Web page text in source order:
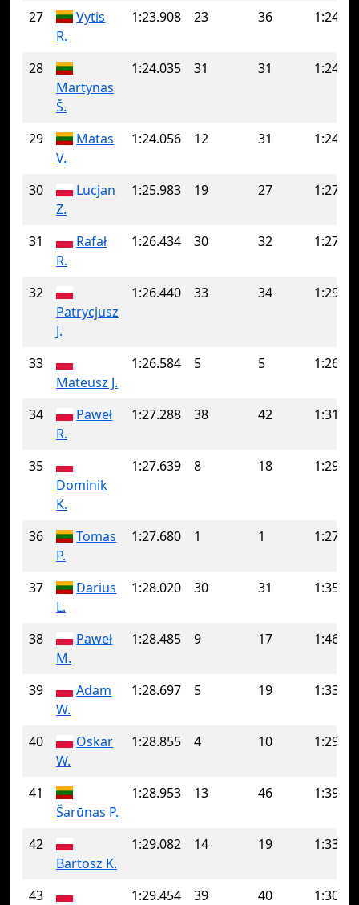
27
Vytis
R.
1:23.908 23 36
28
Martynas
Š.
1:24.035 31 31
29
Matas
V.
1:24.056 12 31
30
Lucjan
Z.
1:25.983 19 27
31
Rafał
R.
1:26.434 30 32
32
Patrycjusz
J.
1:26.440 33 34
33
Mateusz J.
1:26.584 5 5
34
Paweł
R.
1:27.288 38 42
35
Dominik
K.
1:27.639 8 18
36
Tomas
P.
1:27.680 1 1
37
Darius
L.
1:28.020 30 31
38
Paweł
M.
1:28.485 9 17
39
Adam
W.
1:28.697 5 19
40
Oskar
W.
1:28.855 4 10
41
Šarūnas P.
1:28.953 13 46
42
Bartosz K.
1:29.082 14 19
43
1:29.454 39 40